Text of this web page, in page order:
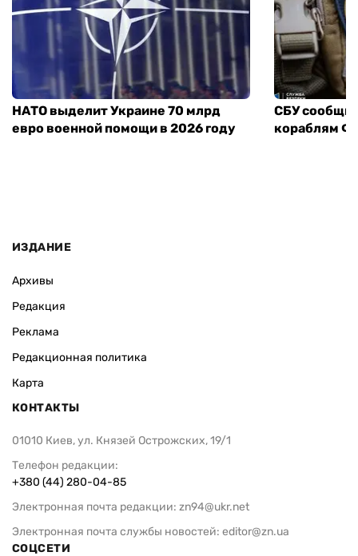
НАТО выделит Украине 70 млрд
евро военной помощи в 2026 году
СБУ
кораблям
ИЗДАНИЕ
Архивы
Редакция
Реклама
Редакционная политика
Карта
КОНТАКТЫ
01010 Киев, ул. Князей Острожских, 19/1
Телефон редакции:
+380 (44) 280-04-85
Электронная почта редакции: zn94@ukr.net
Электронная почта службы новостей: editor@zn.ua
СОЦСЕТИ